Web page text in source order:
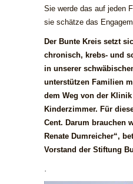
Sie werde das auf jeden
sie schätze das
Der Bunte Kreis setzt
chronisch, krebs- und
in unserer
unterstützen Familien
dem Weg von der
Kinderzimmer. Für
Cent. Darum brauchen
Renate Dumreicher“,
Vorstand der Stiftung
.